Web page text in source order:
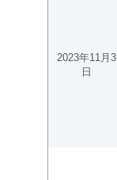
2023年11月3
日